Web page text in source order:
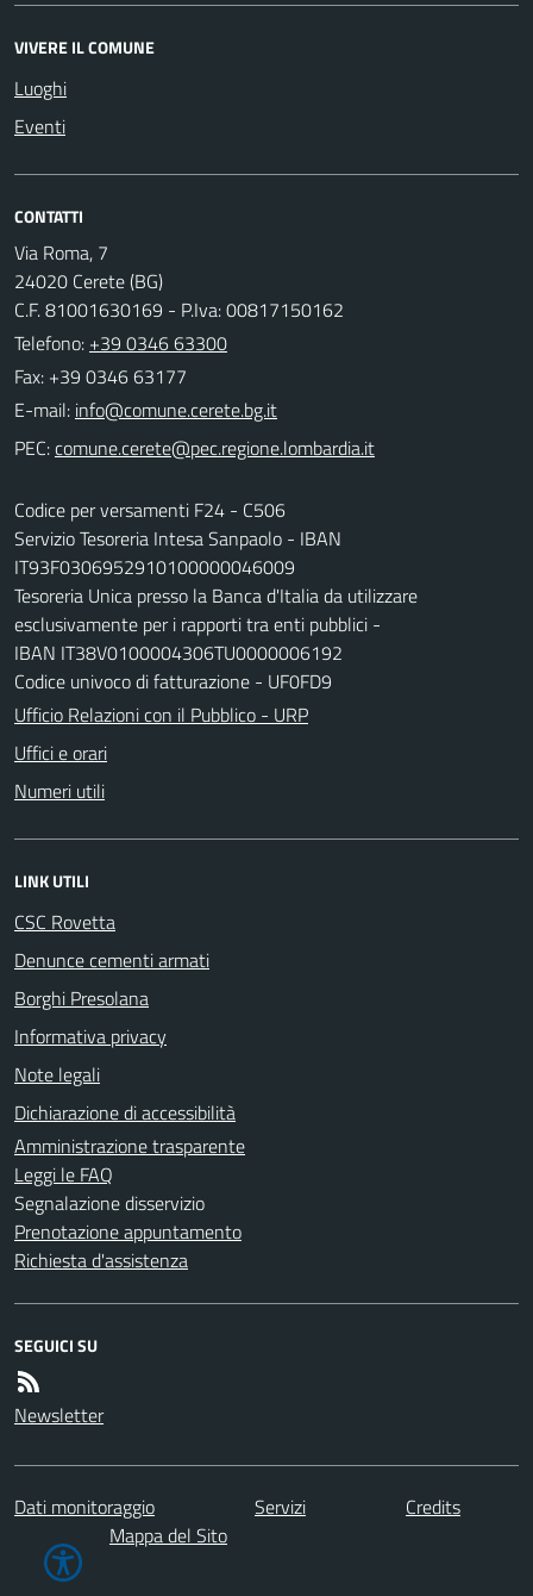
VIVERE IL COMUNE
Luoghi
Eventi
CONTATTI
Via Roma, 7
24020 Cerete (BG)
C.F. 81001630169 - P.Iva: 00817150162
Telefono: +39 0346 63300
Fax: +39 0346 63177
E-mail:
PEC:
Codice per versamenti F24 - C506
Servizio Tesoreria Intesa Sanpaolo - IBAN
IT93F0306952910100000046009
Tesoreria Unica presso la Banca d'Italia da utilizzare
esclusivamente per i rapporti tra enti pubblici -
IBAN IT38V0100004306TU0000006192
Codice univoco di fatturazione - UF0FD9
Ufficio Relazioni con il Pubblico - URP
Uffici e orari
Numeri utili
LINK UTILI
CSC Rovetta
Denunce cementi armati
Borghi Presolana
Informativa privacy
Note legali
Dichiarazione di accessibilità
Amministrazione trasparente
Leggi le FAQ
Segnalazione disservizio
Prenotazione appuntamento
Richiesta d'assistenza
SEGUICI SU
Newsletter
Dati monitoraggio Servizi
Credits
Mappa del Sito